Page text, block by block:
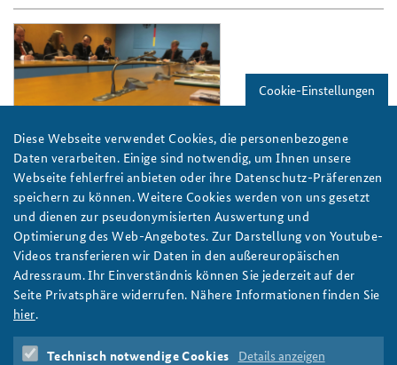
flyer_slider.png
Foto: BAKS/Jacholke
Digitales Quartett: #AKJS bei #AA, #BBK, #BSI und
#KdoCIR
Digitale Themen haben derzeit Hochkonjunktur. Auch die
deutsche Sicherheitspolitik scheint aus ihrem
Dornröschenschlaf erwacht zu sein. Unter dem Hashtag
#DigitalisierungundSicherheitspolitik besuchte der Arbeitskreis
Junge Sicherheitspolitiker (#AKJS) bei seiner zweitägigen
Bonn.
Cookie-Einstellungen
Diese Webseite verwendet Cookies, die personenbezogene
Daten verarbeiten. Einige sind notwendig, um Ihnen unsere
Webseite fehlerfrei anbieten oder ihre Datenschutz-Präferenzen
speichern zu können. Weitere Cookies werden von uns gesetzt
und dienen zur pseudonymisierten Auswertung und
Optimierung des Web-Angebotes. Zur Darstellung von Youtube-
Videos transferieren wir Daten in den außereuropäischen
Adressraum. Ihr Einverständnis können Sie jederzeit auf der
Seite Privatsphäre widerrufen. Nähere Informationen finden Sie
hier.
Technisch notwendige Cookies Details anzeigen